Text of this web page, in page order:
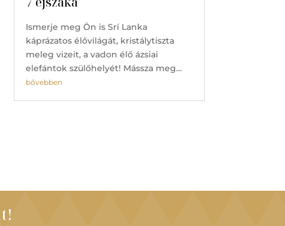
Ismerje meg Ön is Srí Lanka
káprázatos élővilágát, kristálytiszta
meleg vizeit, a vadon élő ázsiai
elefántok szülőhelyét! Mássza meg…
bővebben